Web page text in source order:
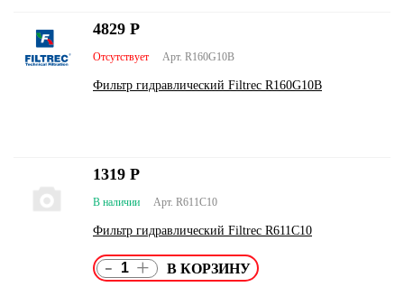
Арт. R160G10В
Отсутствует
Фильтр гидравлический Filtrec R160G10В
4829 Р
Арт. R611С10
В наличии
Фильтр гидравлический Filtrec R611С10
1319 Р
- +